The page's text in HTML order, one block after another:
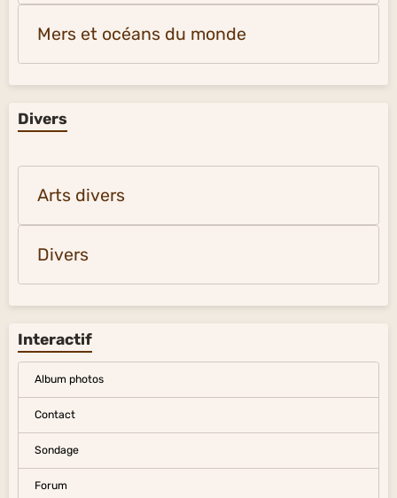
Mers et océans du monde
Divers
Arts divers
Divers
Interactif
Album photos
Contact
Sondage
Forum